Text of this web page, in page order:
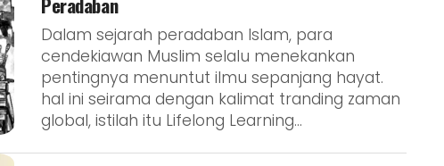
Dalam sejarah peradaban Islam, para
cendekiawan Muslim selalu menekankan
pentingnya menuntut ilmu sepanjang hayat.
hal ini seirama dengan kalimat tranding zaman
global, istilah itu Lifelong Learning...